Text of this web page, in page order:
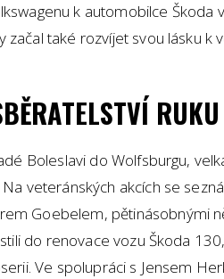
k automobilce Škoda
také rozvíjet svou lásku k
Boleslavi do Wolfsburgu,
veteránských akcích se
Goebelem, pětinásobnými
do renovace vozu Škoda
Ve spolupráci s Jensem